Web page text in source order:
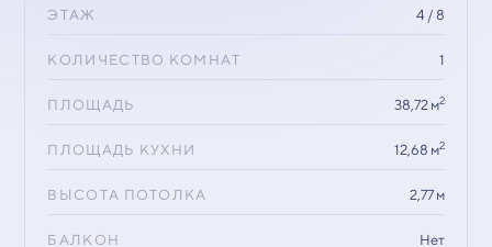
ЭТАЖ 4 / 8
КОЛИЧЕСТВО КОМНАТ 1
ПЛОЩАДЬ 38,72 м2
ПЛОЩАДЬ КУХНИ 12,68 м2
ВЫСОТА ПОТОЛКА 2,77 м
БАЛКОН Нет